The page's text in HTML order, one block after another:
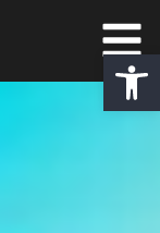
פתח סרגל נגישות